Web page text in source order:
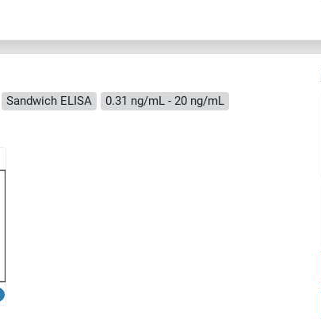
Sandwich ELISA
0.31 ng/mL - 20 ng/mL